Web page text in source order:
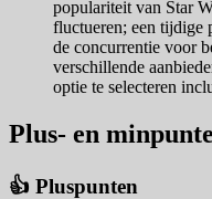
populariteit van Star
fluctueren; een tijdige
de concurrentie voor
verschillende
optie te selecteren
Plus- en
👍 Pluspunten